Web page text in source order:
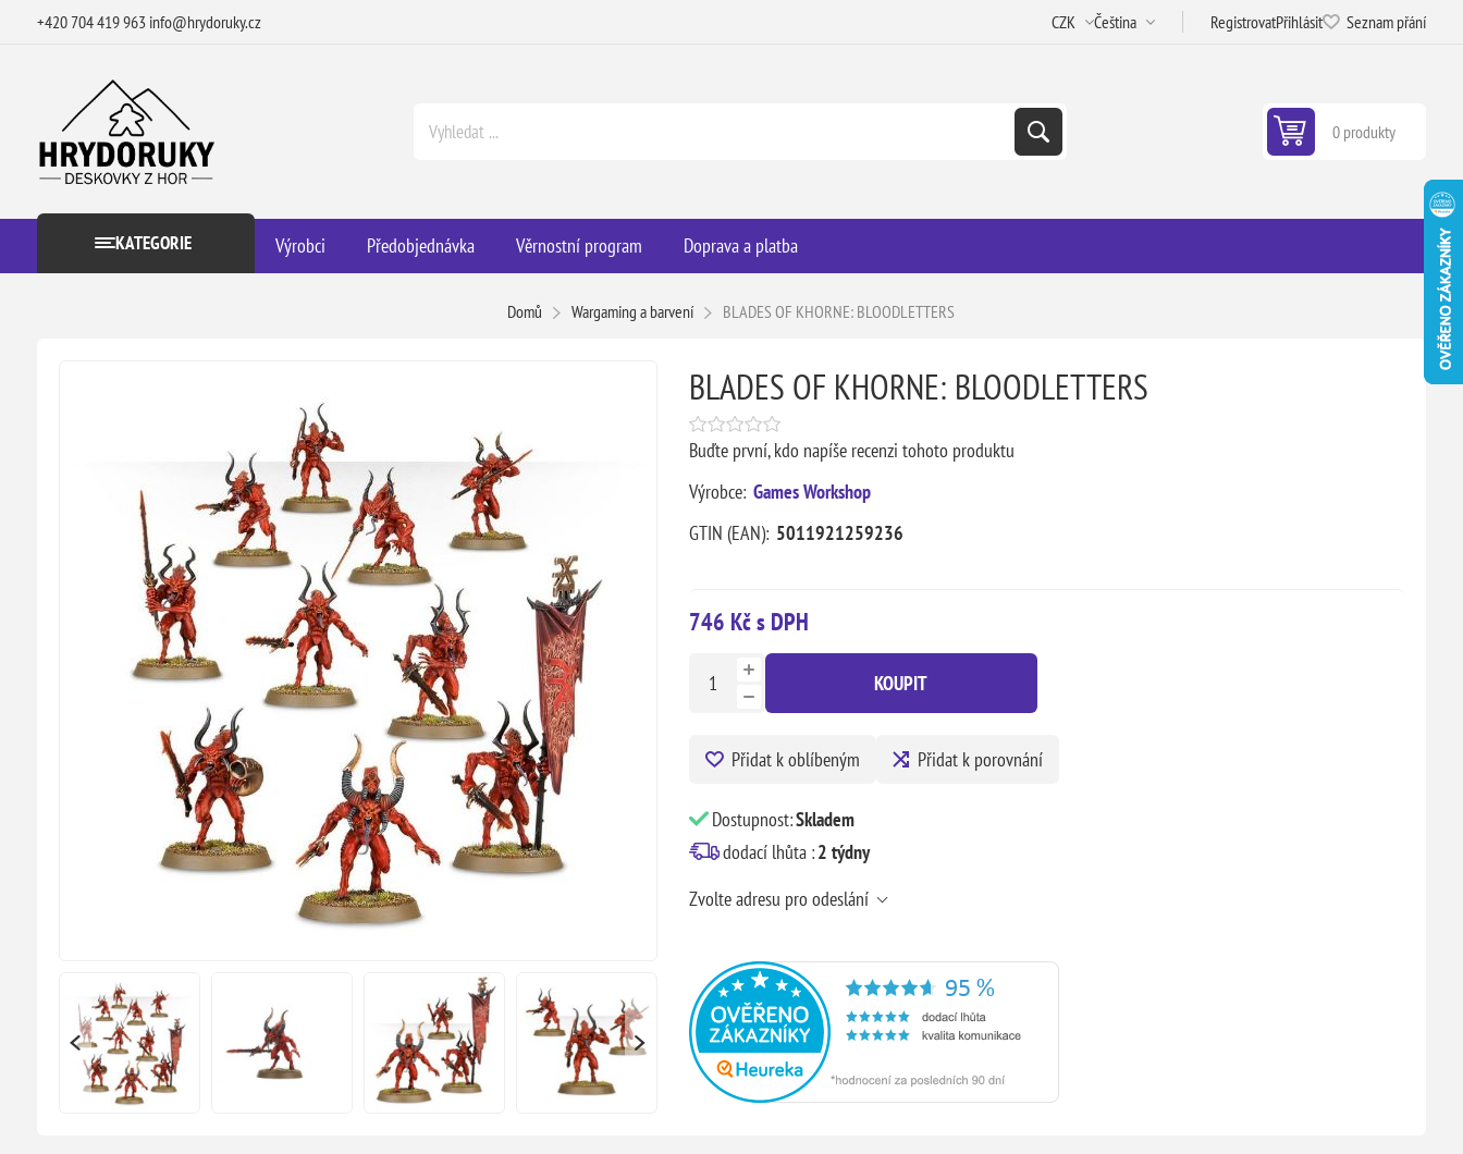
+420 704 419 963 info@hrydoruky.cz RegistrovatPřihlásit Seznam přání
0 produkty
KATEGORIE Výrobci Předobjednávka Věrnostní program Doprava a platba
Domů Wargaming a barvení BLADES OF KHORNE: BLOODLETTERS
BLADES OF KHORNE: BLOODLETTERS
Buďte první, kdo napíše recenzi tohoto produktu
Výrobce: Games Workshop
GTIN (EAN): 5011921259236
746 Kč s DPH
KOUPIT
Přidat k oblíbeným Přidat k porovnání
Dostupnost:Skladem
dodací lhůta :2 týdny
Zvolte adresu pro odeslání